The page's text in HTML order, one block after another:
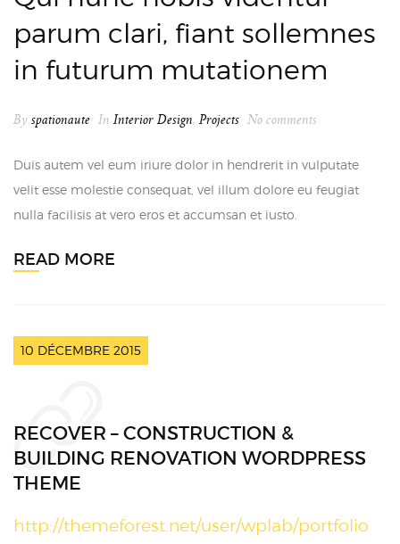
parum clari, fiant sollemnes
in futurum mutationem
By spationaute In Interior Design, Projects No comments
Duis autem vel eum iriure dolor in hendrerit in vulputate
velit esse molestie consequat, vel illum dolore eu feugiat
nulla facilisis at vero eros et accumsan et iusto.
READ MORE
10 DÉCEMBRE 2015
RECOVER – CONSTRUCTION &
BUILDING RENOVATION WORDPRESS
THEME
http://themeforest.net/user/wplab/portfolio